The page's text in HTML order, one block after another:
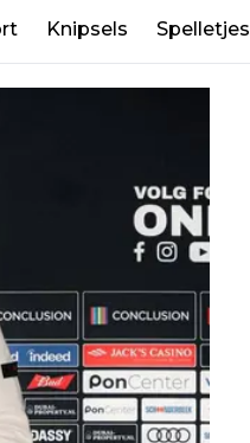
Knipsels Spelletjes